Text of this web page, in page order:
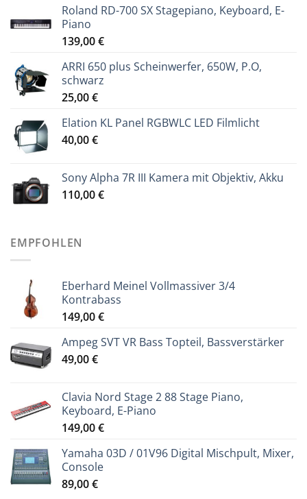
Roland RD-700 SX Stagepiano, Keyboard, E-
Piano
139,00€
ARRI 650 plus Scheinwerfer, 650W, P.O,
schwarz
25,00€
Elation KL Panel RGBWLC LED Filmlicht
40,00€
Sony Alpha 7R III Kamera mit Objektiv, Akku
110,00€
EMPFOHLEN
Eberhard Meinel Vollmassiver 3/4
Kontrabass
149,00€
Ampeg SVT VR Bass Topteil, Bassverstärker
49,00€
Clavia Nord Stage 2 88 Stage Piano,
Keyboard, E-Piano
149,00€
Yamaha 03D / 01V96 Digital Mischpult, Mixer,
Console
89,00€